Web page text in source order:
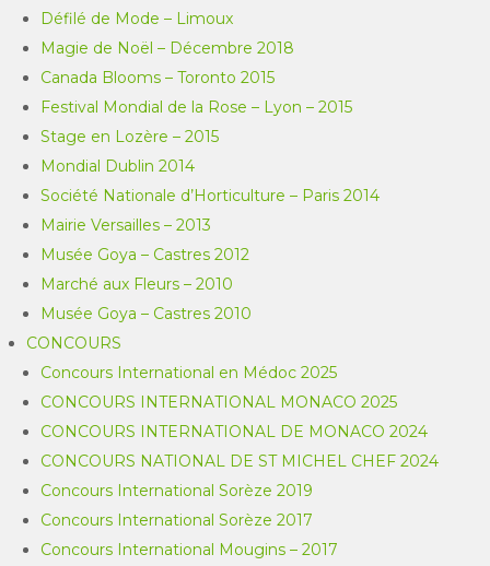
Défilé de Mode – Limoux
Magie de Noël – Décembre 2018
Canada Blooms – Toronto 2015
Festival Mondial de la Rose – Lyon – 2015
Stage en Lozère – 2015
Mondial Dublin 2014
Société Nationale d’Horticulture – Paris 2014
Mairie Versailles – 2013
Musée Goya – Castres 2012
Marché aux Fleurs – 2010
Musée Goya – Castres 2010
CONCOURS
Concours International en Médoc 2025
CONCOURS INTERNATIONAL MONACO 2025
CONCOURS INTERNATIONAL DE MONACO 2024
CONCOURS NATIONAL DE ST MICHEL CHEF 2024
Concours International Sorèze 2019
Concours International Sorèze 2017
Concours International Mougins – 2017